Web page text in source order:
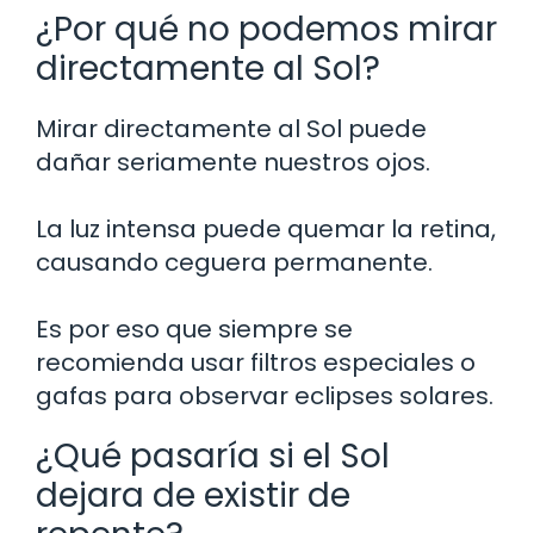
¿Por qué no podemos mirar
directamente al Sol?
Mirar directamente al Sol puede
dañar seriamente nuestros ojos.
La luz intensa puede quemar la retina,
causando ceguera permanente.
Es por eso que siempre se
recomienda usar filtros especiales o
gafas para observar eclipses solares.
¿Qué pasaría si el Sol
dejara de existir de